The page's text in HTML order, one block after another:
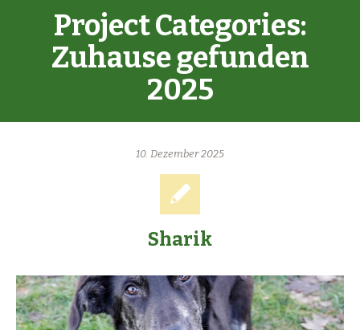
Project Categories:
Zuhause gefunden
2025
10. Dezember 2025
Sharik